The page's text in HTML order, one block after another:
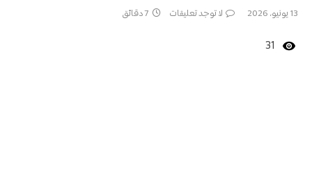
13 يونيو، 2026 لا توجد تعليقات 7 دقائق
31